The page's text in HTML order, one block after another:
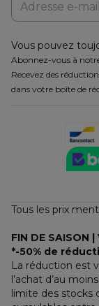
Vous pouvez
Abonnez-vous à
Recevez des
dans votre boîte de
Tous les prix
FIN DE SAISON
*-50% de
La réduction est
l’achat d’au
limite des stocks